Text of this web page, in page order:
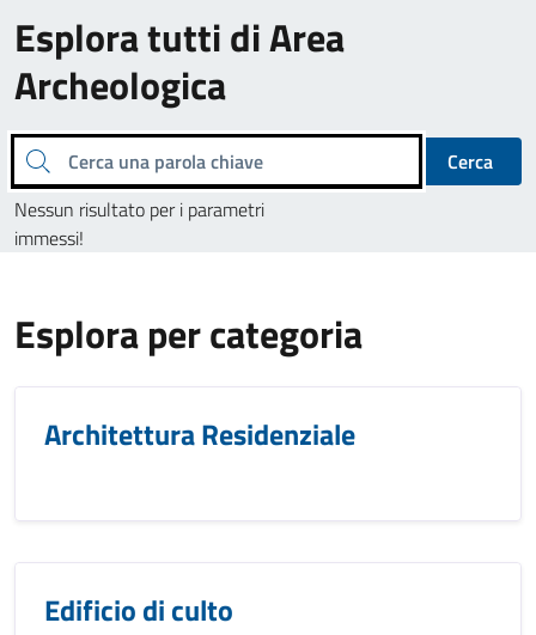
Esplora tutti di Area
Archeologica
Cerca una parola chiave
Cerca
Nessun risultato per i parametri
immessi!
Esplora per categoria
Architettura Residenziale
Edificio di culto